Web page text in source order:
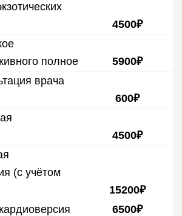
4500₽
полное
5900₽
врача
600₽
4500₽
(с учётом
15200₽
6500₽